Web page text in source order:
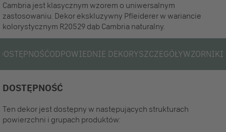
Cambria jest klasycznym wzorem o uniwersalnym
zastosowaniu. Dekor ekskluzywny Pfleiderer w wariancie
kolorystycznym R20529 dąb Cambria naturalny.
ODPOWIEDNIE DEKORYSZCZEGÓŁYWZORNIKI
DOSTĘPNOŚĆ
Ten dekor jest dostępny w następujących strukturach
powierzchni i grupach produktów: